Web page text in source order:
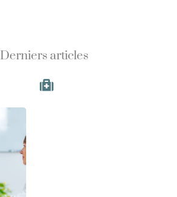
Derniers articles